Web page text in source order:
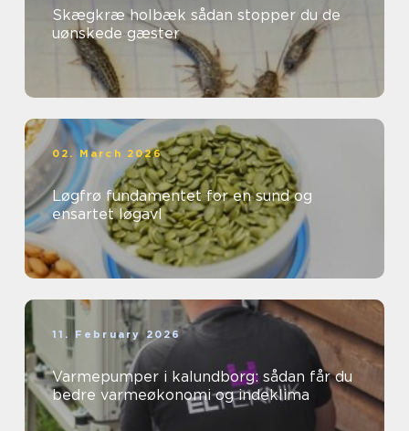
Skægkræ holbæk sådan stopper du de
uønskede gæster
02. March 2026
Løgfrø fundamentet for en sund og
ensartet løgavl
11. February 2026
Varmepumper i kalundborg: sådan får du
bedre varmeøkonomi og indeklima